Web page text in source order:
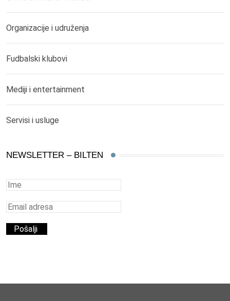
Organizacije i udruženja
Fudbalski klubovi
Mediji i entertainment
Servisi i usluge
NEWSLETTER – BILTEN